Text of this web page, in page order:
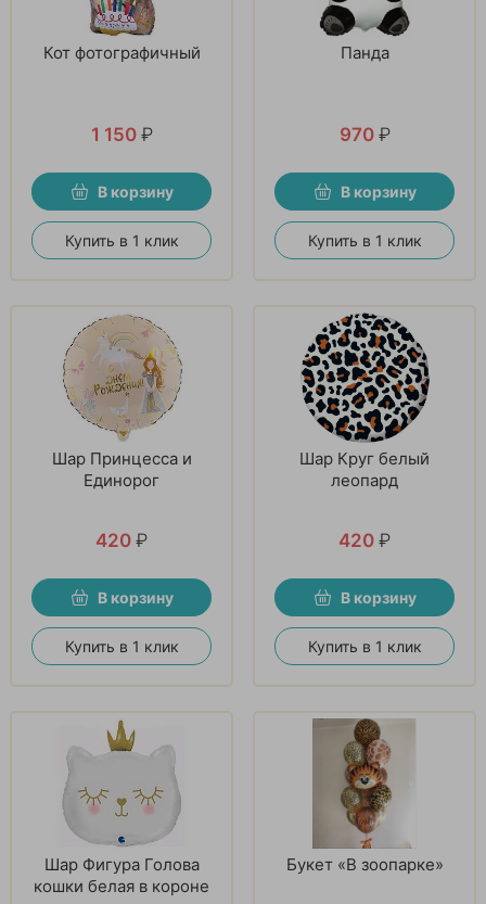
Кот фотографичный
1 150 ₽
В корзину
Купить в 1 клик
Панда
970 ₽
В корзину
Купить в 1 клик
Шар Принцесса и
Единорог
420 ₽
В корзину
Купить в 1 клик
Шар Круг белый
леопард
420 ₽
В корзину
Купить в 1 клик
Шар Фигура Голова
кошки белая в короне
Букет «В зоопарке»